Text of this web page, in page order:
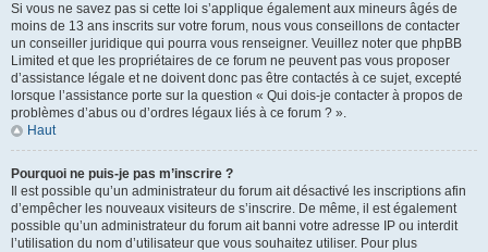
Si vous ne savez pas si cette loi s’applique également aux mineurs âgés de
moins de 13 ans inscrits sur votre forum, nous vous conseillons de contacter
un conseiller juridique qui pourra vous renseigner. Veuillez noter que phpBB
Limited et que les propriétaires de ce forum ne peuvent pas vous proposer
d’assistance légale et ne doivent donc pas être contactés à ce sujet, excepté
lorsque l’assistance porte sur la question « Qui dois-je contacter à propos de
problèmes d’abus ou d’ordres légaux liés à ce forum ? ».
Haut
Pourquoi ne puis-je pas m’inscrire ?
Il est possible qu’un administrateur du forum ait désactivé les inscriptions afin
d’empêcher les nouveaux visiteurs de s’inscrire. De même, il est également
possible qu’un administrateur du forum ait banni votre adresse IP ou interdit
l’utilisation du nom d’utilisateur que vous souhaitez utiliser. Pour plus